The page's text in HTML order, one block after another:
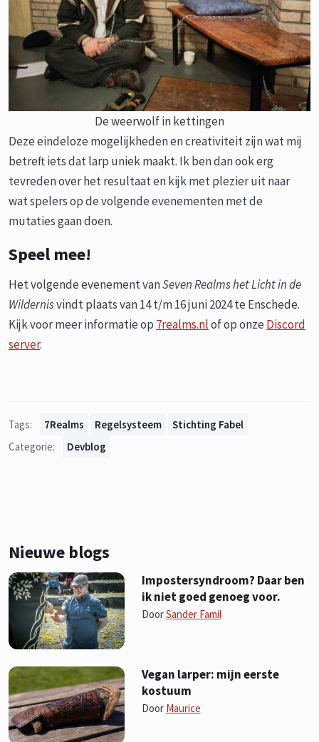
De weerwolf in kettingen
Deze eindeloze mogelijkheden en creativiteit zijn wat mij
betreft iets dat larp uniek maakt. Ik ben dan ook erg
tevreden over het resultaat en kijk met plezier uit naar
wat spelers op de volgende evenementen met de
mutaties gaan doen.
Speel mee!
Het volgende evenement vanSeven Realms het Licht in de
Wildernisvindt plaats van 14 t/m 16 juni 2024 te Enschede.
Kijk voor meer informatie op 7realms.nlof op onze Discord
server.
Tags: 7Realms Regelsysteem
Stichting Fabel
Categorie:
Devblog
Nieuwe blogs
Impostersyndroom? Daar ben
ik niet goed genoeg voor.
DoorSander Famil
Vegan larper: mijn eerste
kostuum
Door Maurice